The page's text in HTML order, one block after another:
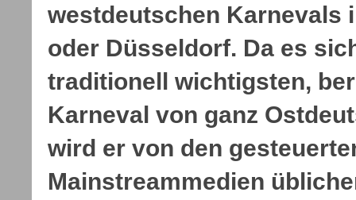
westdeutschen Karnevals
oder Düsseldorf. Da es
traditionell wichtigsten,
Karneval von ganz
wird er von den
Mainstreammedien